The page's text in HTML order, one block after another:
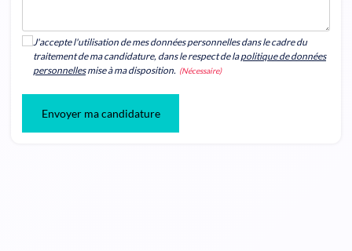
J'accepte l'utilisation de mes données personnelles dans le cadre du
traitement de ma candidature, dans le respect de lapolitique de données
personnellesmise à ma disposition. (Nécessaire)
Envoyer ma candidature